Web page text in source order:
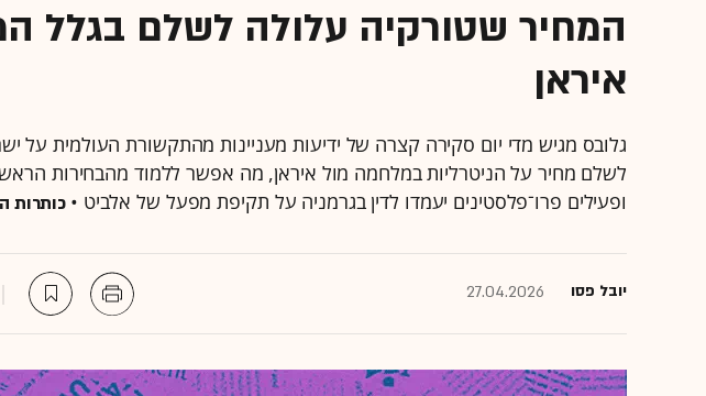
המחיר שטורקיה עלולה לשלם בגלל
איראן
גלובס מגיש מדי יום סקירה קצרה של ידיעות מעניינות מהתקשורת העולמית על
ופעילים פרו־פלסטינים יעמדו לדין בגרמניה על תקיפת מפעל של אלביט • כותרות
יובל פסו 27.04.2026